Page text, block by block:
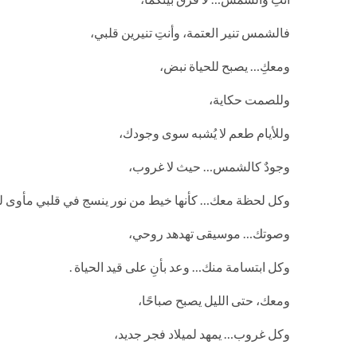
فالشمس تنير العتمة، وأنتِ تنيرين قلبي،
ومعكِ… يصبح للحياة نبض،
وللصمت حكاية،
وللأيام طعم لا يُشبه سوى وجودك،
وجودٌ كالشمس… حيث لا غروب،
وكل لحظة معك… كأنها خيط من نور ينسج في قلبي مأوى
وصوتك… موسيقى تهدهد روحي،
وكل ابتسامة منك… وعد بأنِ على قيد الحياة .
ومعك، حتى الليل يصبح صباحًا،
وكل غروب… يمهد لميلاد فجر جديد،